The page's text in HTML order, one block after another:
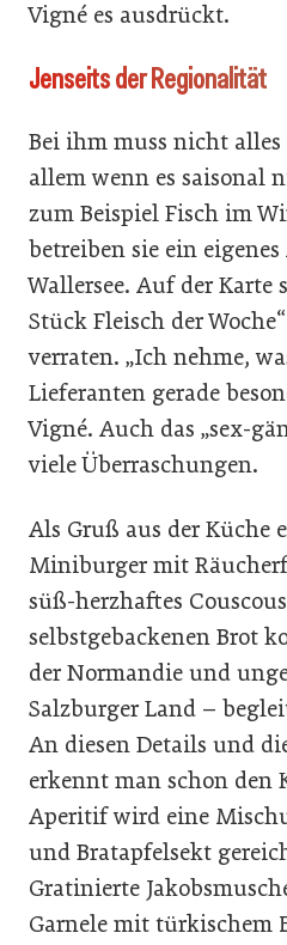
Vigné es ausdrückt.
Jenseits der Regionalität
Bei ihm muss nicht
allem wenn es saisonal
zum Beispiel Fisch im
betreiben sie ein
Wallersee. Auf der Karte
Stück Fleisch der
verraten. „Ich nehme,
Lieferanten gerade
Vigné. Auch das „sex-
viele Überraschungen.
Als Gruß aus der Küche
Miniburger mit
süß-herzhaftes
selbstgebackenen Brot
der Normandie und
Salzburger Land –
An diesen Details und
erkennt man schon den
Aperitif wird eine
und Bratapfelsekt
Gratinierte
Garnele mit türkischem